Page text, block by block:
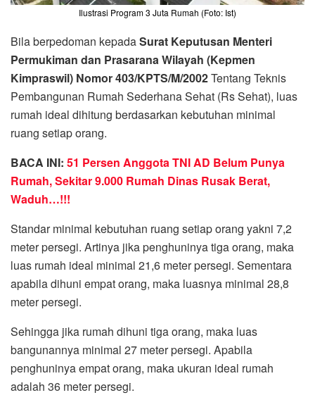
Ilustrasi Program 3 Juta Rumah (Foto: Ist)
Bila berpedoman kepadaSurat Keputusan Menteri
Permukiman dan Prasarana Wilayah (Kepmen
Kimpraswil) Nomor 403/KPTS/M/2002Tentang Teknis
Pembangunan Rumah Sederhana Sehat (Rs Sehat), luas
rumah ideal dihitung berdasarkan kebutuhan minimal
ruang setiap orang.
BACA INI: 51 Persen Anggota TNI AD Belum Punya
Rumah, Sekitar 9.000 Rumah Dinas Rusak Berat,
Waduh…!!!
Standar minimal kebutuhan ruang setiap orang yakni 7,2
meter persegi. Artinya jika penghuninya tiga orang, maka
luas rumah ideal minimal 21,6 meter persegi. Sementara
apabila dihuni empat orang, maka luasnya minimal 28,8
meter persegi.
Sehingga jika rumah dihuni tiga orang, maka luas
bangunannya minimal 27 meter persegi. Apabila
penghuninya empat orang, maka ukuran ideal rumah
adalah 36 meter persegi.